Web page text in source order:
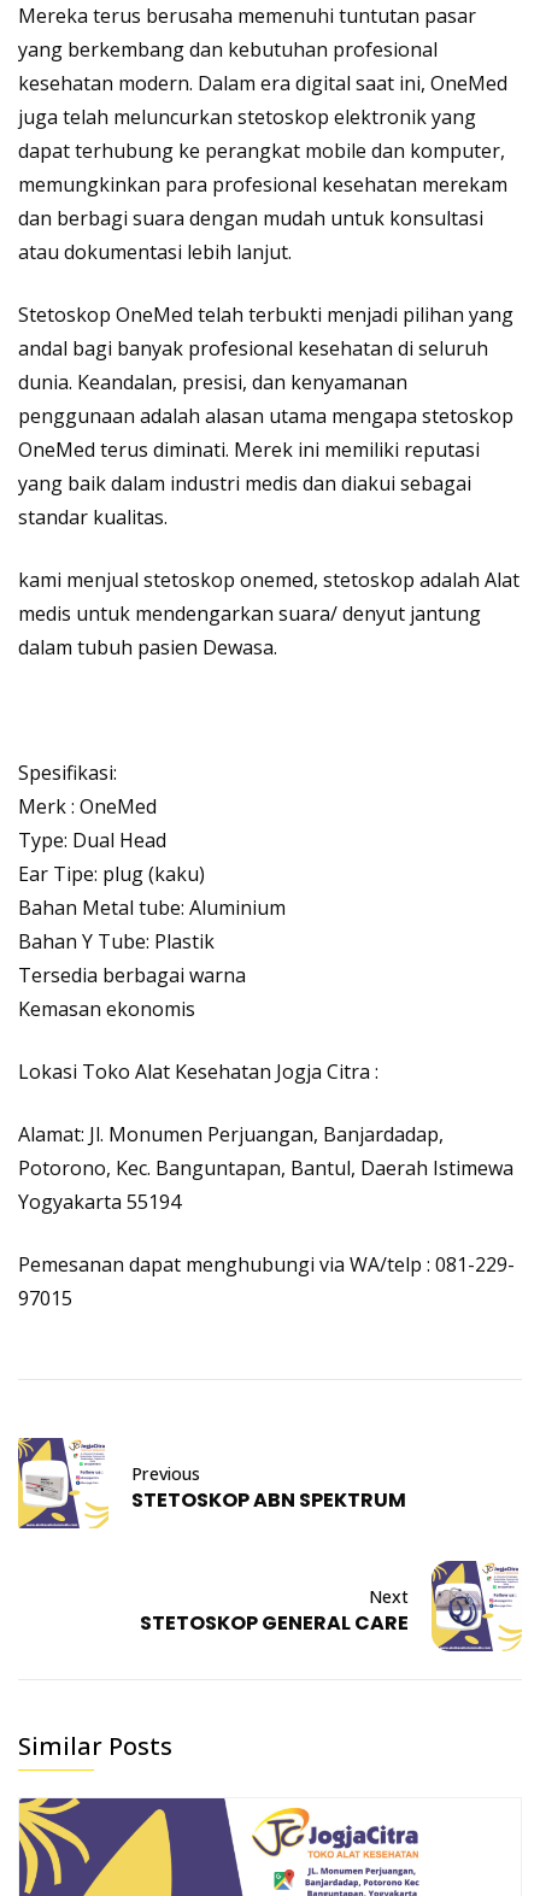
Mereka terus berusaha memenuhi tuntutan pasar
yang berkembang dan kebutuhan profesional
kesehatan modern. Dalam era digital saat ini, OneMed
juga telah meluncurkan stetoskop elektronik yang
dapat terhubung ke perangkat mobile dan komputer,
memungkinkan para profesional kesehatan merekam
dan berbagi suara dengan mudah untuk konsultasi
atau dokumentasi lebih lanjut.
Stetoskop OneMed telah terbukti menjadi pilihan yang
andal bagi banyak profesional kesehatan di seluruh
dunia. Keandalan, presisi, dan kenyamanan
penggunaan adalah alasan utama mengapa stetoskop
OneMed terus diminati. Merek ini memiliki reputasi
yang baik dalam industri medis dan diakui sebagai
standar kualitas.
kami menjual stetoskop onemed, stetoskop adalah Alat
medis untuk mendengarkan suara/ denyut jantung
dalam tubuh pasien Dewasa.
Spesifikasi:
Merk : OneMed
Type: Dual Head
Ear Tipe: plug (kaku)
Bahan Metal tube: Aluminium
Bahan Y Tube: Plastik
Tersedia berbagai warna
Kemasan ekonomis
Lokasi Toko Alat Kesehatan Jogja Citra :
Alamat: Jl. Monumen Perjuangan, Banjardadap,
Potorono, Kec. Banguntapan, Bantul, Daerah Istimewa
Yogyakarta 55194
Pemesanan dapat menghubungi via WA/telp : 081-229-
97015
Previous
STETOSKOP ABN SPEKTRUM
Next
STETOSKOP GENERAL CARE
Similar Posts